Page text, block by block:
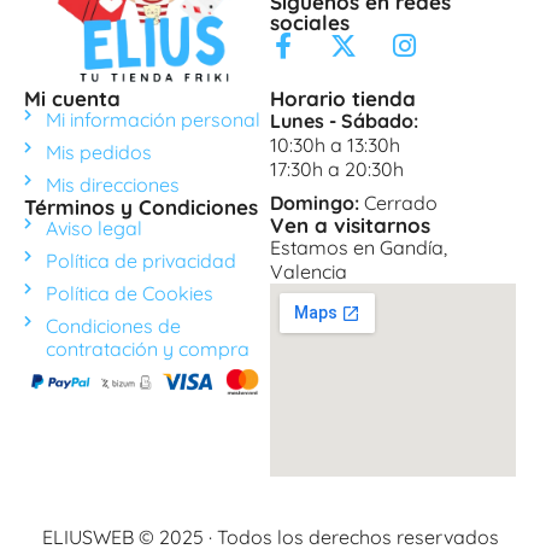
sociales
Mi cuenta
Mi información personal
Mis pedidos
Mis direcciones
Términos y Condiciones
Aviso legal
Política de privacidad
Política de Cookies
Condiciones de
contratación y compra
Horario tienda
Lunes - Sábado:
10:30h a 13:30h
17:30h a 20:30h
Domingo: Cerrado
Ven a visitarnos
Estamos en Gandía,
Valencia
ELIUSWEB © 2025 · Todos los derechos reservados